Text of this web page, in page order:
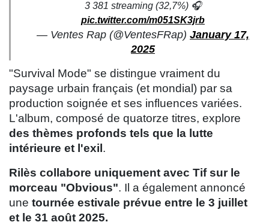
3 381 streaming (32,7%) 🎧
pic.twitter.com/m051SK3jrb
— Ventes Rap (@VentesFRap) January 17,
2025
"Survival Mode" se distingue vraiment du
paysage urbain français (et mondial) par sa
production soignée et ses influences variées.
L'album, composé de quatorze titres, explore
des thèmes profonds tels que la lutte
intérieure et l'exil .
Rilès collabore uniquement avec Tif sur le
morceau "Obvious". Il a également annoncé
une tournée estivale prévue entre le 3 juillet
et le 31 août 2025.